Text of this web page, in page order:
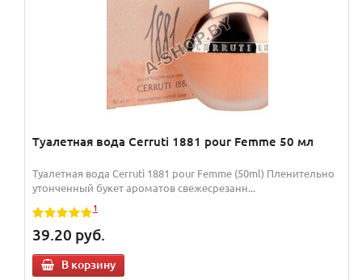
Туалетная вода Cerruti 1881 pour Femme 50 мл
Туалетная вода Cerruti 1881 pour Femme (50ml) Пленительно
утонченный букет ароматов свежесрезанн...
1
39.20 руб.
В корзину